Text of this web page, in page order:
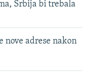
Srbija bi trebala
nove adrese nakon